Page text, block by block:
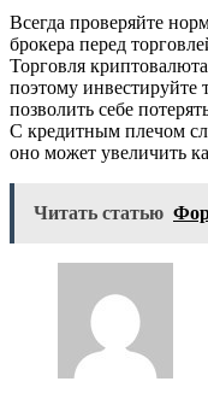
Всегда проверяйте
брокера перед
Торговля
поэтому инвестируйте
позволить себе
С кредитным плечом
оно может увеличить
Читать статью